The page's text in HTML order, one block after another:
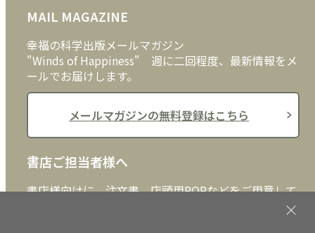
外国語
クッキーポリシー
MAIL MAGAZINE
幸福の科学出版メールマガジン
"Winds of Happiness" 週に二回程度、最新情報をメ
ールでお届けします。
メールマガジンの無料登録はこちら
書店ご担当者様へ
書店様向けに、注文書、店頭用POPなどをご用意して